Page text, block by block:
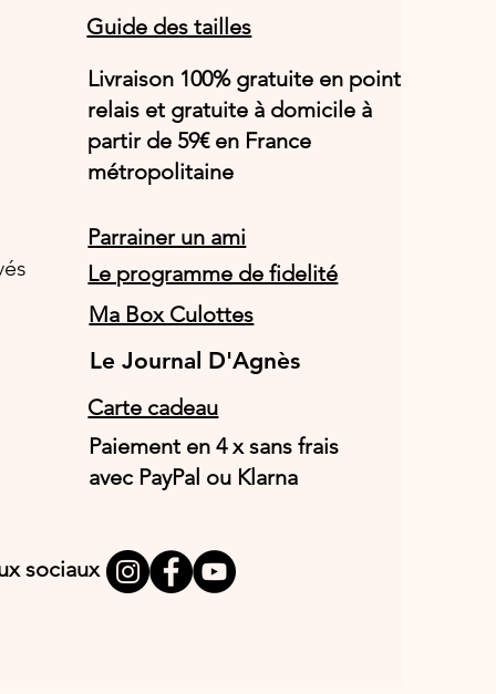
Guide des tailles
Livraison 100% gratuite en point
relais et gratuite à domicile à
partir de 59€ en France
métropolitaine
Parrainer un ami
Le programme de fidelité
Ma Box Culottes
Le Journal D'Agnès
Le Journal D'Agnès
Carte cadeau
Paiement en 4 x sans frais
avec PayPal ou Klarna
sociaux